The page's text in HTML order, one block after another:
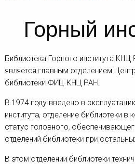
Горный
Библиотека Горного института
является главным отделением
библиотеки ФИЦ КНЦ РАН.
В 1974 году введено в
института, отделение библиотеки в
статус головного,
отделений библиотеки при
В этом отделении библиотеки